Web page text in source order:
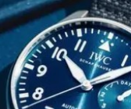
95号华润大厦写字楼B座11
1号恒力城写字楼15层03
6号SAC东原中心写字楼24
行街2号融恒时代广场写字
道建湘路393号世茂环球金
号华润大厦写字楼29层